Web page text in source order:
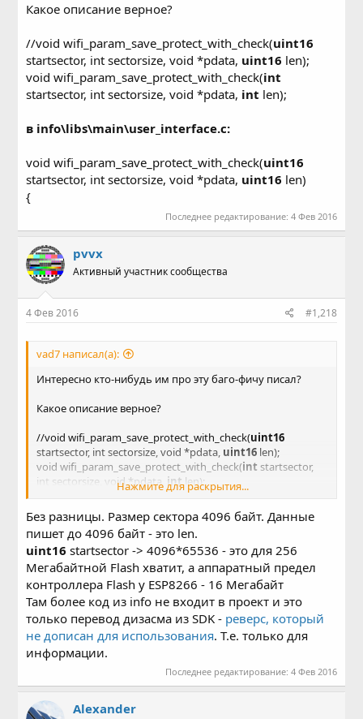
Какое описание верное?
//void wifi_param_save_protect_with_check(uint16
startsector, int sectorsize, void *pdata, uint16 len);
void wifi_param_save_protect_with_check(int
startsector, int sectorsize, void *pdata, int len);
в info\libs\main\user_interface.c:
void wifi_param_save_protect_with_check(uint16
startsector, int sectorsize, void *pdata, uint16 len)
{
Последнее редактирование: 4 Фев 2016
pvvx
Активный участник сообщества
4 Фев 2016 #1,218
vad7 написал(а):
Интересно кто-нибудь им про эту баго-фичу писал?
Какое описание верное?
//void wifi_param_save_protect_with_check(uint16
startsector, int sectorsize, void *pdata, uint16 len);
void wifi_param_save_protect_with_check(int startsector,
int sectorsize, void *pdata, int len);
в info\libs\main\user_interface.c:
void wifi_param_save_protect_with_check(
startsector, int sectorsize, void *pdata,uint16len)
{
Нажмите для раскрытия...
Без разницы. Размер сектора 4096 байт. Данные
пишет до 4096 байт - это len.
uint16 startsector -> 4096*65536 - это для 256
Мегабайтной Flash хватит, а аппаратный предел
контроллера Flash у ESP8266 - 16 Мегабайт
Там более код из info не входит в проект и это
только перевод дизасма из SDK - реверс, который
не дописан для использования. Т.е. только для
информации.
Последнее редактирование: 4 Фев 2016
Alexander